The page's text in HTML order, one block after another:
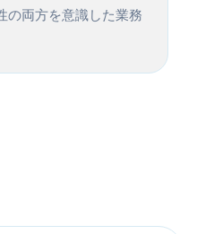
の両方を意識した業務